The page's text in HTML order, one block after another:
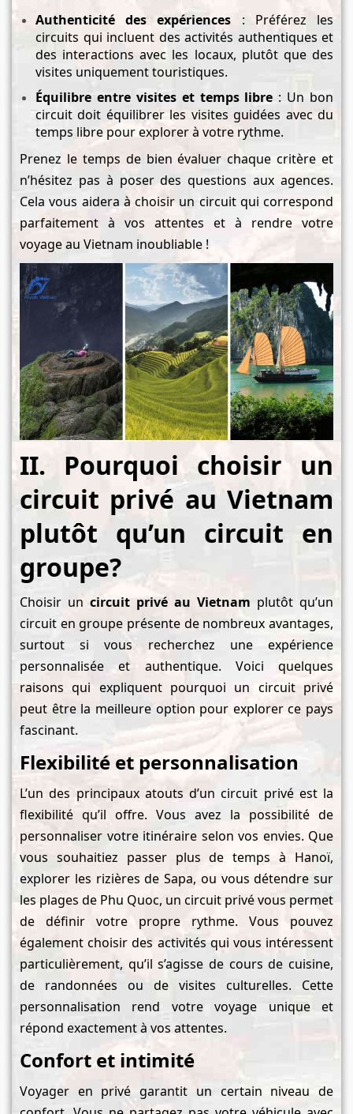
Authenticité des expériences : Préférez les
circuits qui incluent des activités authentiques et
des interactions avec les locaux, plutôt que des
visites uniquement touristiques.
Équilibre entre visites et temps libre : Un bon
circuit doit équilibrer les visites guidées avec du
temps libre pour explorer à votre rythme.
Prenez le temps de bien évaluer chaque critère et
n’hésitez pas à poser des questions aux agences.
Cela vous aidera à choisir un circuit qui correspond
parfaitement à vos attentes et à rendre votre
voyage au Vietnam inoubliable !
II. Pourquoi choisir un
circuit privé au Vietnam
plutôt qu’un circuit en
groupe?
Choisir un circuit privé au Vietnam plutôt qu’un
circuit en groupe présente de nombreux avantages,
surtout si vous recherchez une expérience
personnalisée et authentique. Voici quelques
raisons qui expliquent pourquoi un circuit privé
peut être la meilleure option pour explorer ce pays
fascinant.
Flexibilité et personnalisation
L’un des principaux atouts d’un circuit privé est la
flexibilité qu’il offre. Vous avez la possibilité de
personnaliser votre itinéraire selon vos envies. Que
vous souhaitiez passer plus de temps à Hanoï,
explorer les rizières de Sapa, ou vous détendre sur
les plages de Phu Quoc, un circuit privé vous permet
de définir votre propre rythme. Vous pouvez
également choisir des activités qui vous intéressent
particulièrement, qu’il s’agisse de cours de cuisine,
de randonnées ou de visites culturelles. Cette
personnalisation rend votre voyage unique et
répond exactement à vos attentes.
Confort et intimité
Voyager en privé garantit un certain niveau de